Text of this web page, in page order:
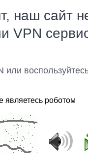
наш сайт
VPN
или
являетесь роботом